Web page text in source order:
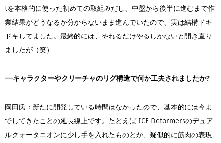
tを本格的に使った初めての取組みだし、中盤から後半に進むまで作
業結果がどうなるか分からないまま進んでいたので、実は結構ドキ
ドキしてました。最終的には、やれるだけやるしかないと開き直り
ましたが（笑）
――キャラクターやクリーチャのリグ構造で何か工夫されましたか?
岡田氏：新たに開発している時間はなかったので、基本的には今ま
でしてきたことの延長線上です。たとえば ICE Deformersのデュア
ルクォータニオンに少し手を入れたものとか、疑似的に筋肉の表現